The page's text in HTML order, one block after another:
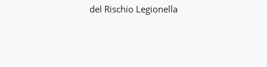
del Rischio Legionella